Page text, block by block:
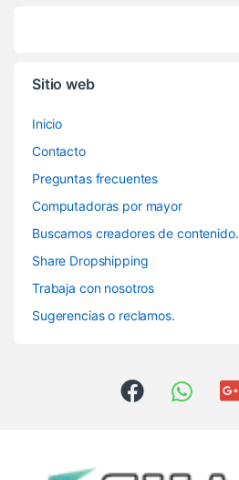
Sitio web
Inicio
Contacto
Preguntas frecuentes
Computadoras por mayor
Buscamos creadores de contenido.
Share Dropshipping
Trabaja con nosotros
Sugerencias o reclamos.